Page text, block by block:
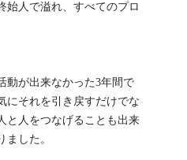
始人で溢れ、すべてのプロ
動が出来なかった3年間で
にそれを引き戻すだけでな
と人をつなげることも出来
ました。